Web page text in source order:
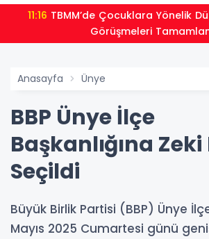
11:12Ankara Büyükşehir’den Tarım ve Hizmeti
Buluşturan Yeni
Anasayfa Ünye
BBP Ünye İlçe
Başkanlığına
Seçildi
Büyük Birlik Partisi (BBP) Ünye
Mayıs 2025 Cumartesi günü